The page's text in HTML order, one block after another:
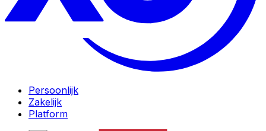
Persoonlijk
Zakelijk
Platform